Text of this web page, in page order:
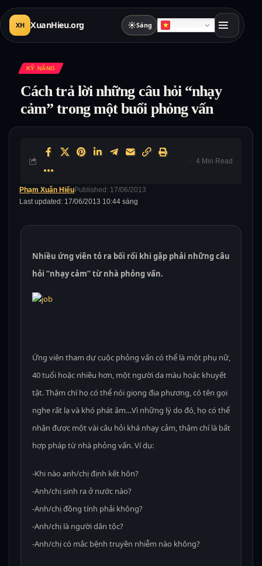
XH XuanHieu.org ☀Sáng
KỸ NĂNG
Cách trả lời những câu hỏi “nhạy
cảm” trong một buổi phỏng vấn
Last updated: 17/06/2013 10:44 sáng
Phạm Xuân HiếuPublished: 17/06/2013
4 Min Read
Nhiều ứng viên tỏ ra bối rối khi gặp phải những câu
hỏi “nhạy cảm” từ nhà phỏng vấn.
Ứng viên tham dự cuộc phỏng vấn có thể là một phụ nữ,
40 tuổi hoặc nhiều hơn, một người da màu hoặc khuyết
tật. Thậm chí họ có thể nói giọng địa phương, có tên gọi
nghe rất lạ và khó phát âm…Vì những lý do đó, họ có thể
nhận được một vài câu hỏi khá nhạy cảm, thậm chí là bất
hợp pháp từ nhà phỏng vấn. Ví dụ:
-Khi nào anh/chị định kết hôn?
-Anh/chị sinh ra ở nước nào?
-Anh/chị đồng tính phải không?
-Anh/chị là người dân tộc?
-Anh/chị có mắc bệnh truyền nhiễm nào không?